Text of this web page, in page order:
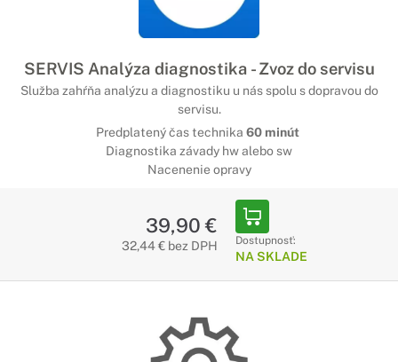
SERVIS Analýza diagnostika - Zvoz do servisu
Služba zahŕňa analýzu a diagnostiku u nás spolu s dopravou do
servisu.
Predplatený čas technika 60 minút
Diagnostika závady hw alebo sw
Nacenenie opravy
39,90 €
32,44 € bez DPH Dostupnosť:
NA SKLADE